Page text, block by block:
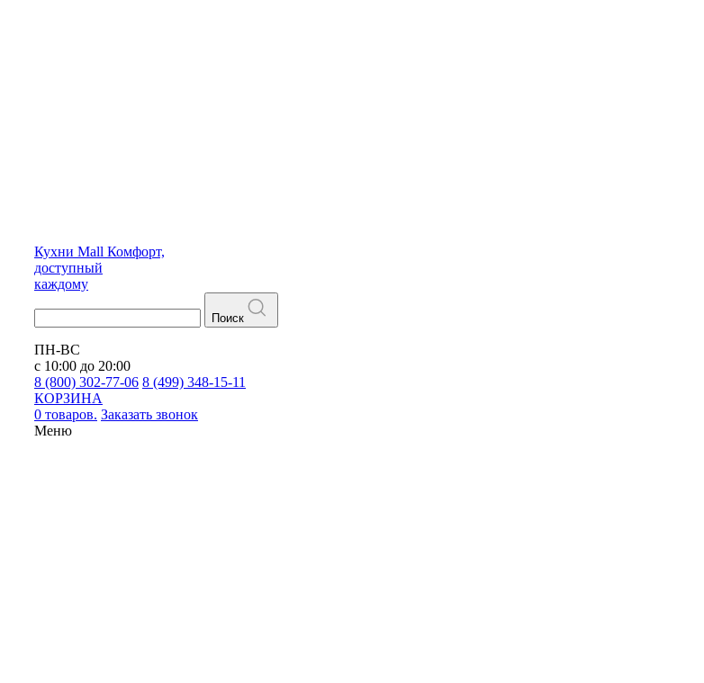
Кухни Mall Комфорт,
доступный
каждому
Поиск
ПН-ВС
с 10:00 до 20:00
8 (800) 302-77-06 8 (499) 348-15-11
КОРЗИНА
0 товаров. Заказать звонок
Меню